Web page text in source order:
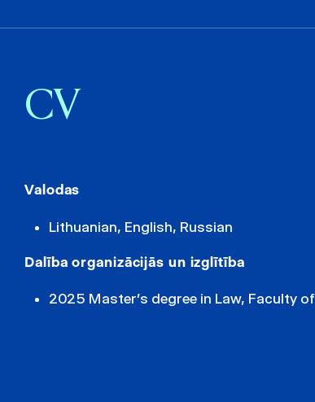
CV
Valodas
Lithuanian, English, Russian
Dalība organizācijās un izglītība
2025 Master’s degree in Law, Faculty